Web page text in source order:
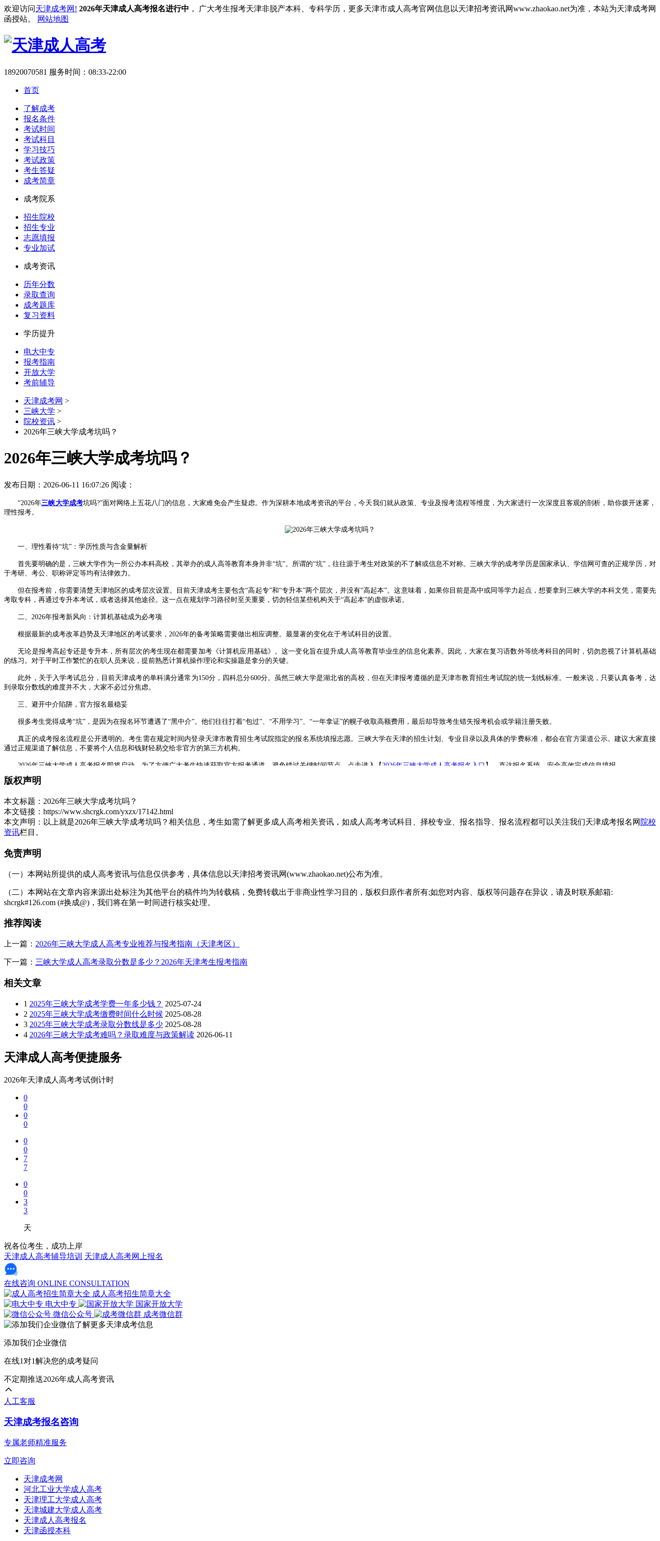
欢迎访问天津成考网! 2026年天津成人高考报名进行中 ， 广大考生报考天津非脱产本科、专科学历，更多天津市成人高考官网信息以天津招考资讯网www.zhaokao.net为准，本站为天津成考网
函授站。
网站地图
18920070581 服务时间：08:33-22:00
首页
了解成考
报名条件
考试时间
考试科目
学习技巧
考试政策
考生答疑
成考简章
成考院系
招生院校
招生专业
志愿填报
专业加试
成考资讯
历年分数
录取查询
成考题库
复习资料
学历提升
电大中专
报考指南
开放大学
考前辅导
天津成考网 >
三峡大学 >
院校资讯 >
2026年三峡大学成考坑吗？
2026年三峡大学成考坑吗？
发布日期：2026-06-11 16:07:26 阅读：
“2026年三峡大学成考坑吗?”面对网络上五花八门的信息，大家难免会产生疑虑。作为深耕本地成考资讯的平台，今天我们就从政策、专业及报考流程等维度，为大家进行一次深度且客观的剖析，助你拨开迷雾，
理性报考。
一、理性看待“坑”：学历性质与含金量解析
首先要明确的是，三峡大学作为一所公办本科高校，其举办的成人高等教育本身并非“坑”。所谓的“坑”，往往源于考生对政策的不了解或信息不对称。三峡大学的成考学历是国家承认、学信网可查的正规学历，对
于考研、考公、职称评定等均有法律效力。
但在报考前，你需要清楚天津地区的成考层次设置。目前天津成考主要包含“高起专”和“专升本”两个层次，并没有“高起本”。这意味着，如果你目前是高中或同等学力起点，想要拿到三峡大学的本科文凭，需要先
考取专科，再通过专升本考试，或者选择其他途径。这一点在规划学习路径时至关重要，切勿轻信某些机构关于“高起本”的虚假承诺。
二、2026年报考新风向：计算机基础成为必考项
根据最新的成考改革趋势及天津地区的考试要求，2026年的备考策略需要做出相应调整。最显著的变化在于考试科目的设置。
无论是报考高起专还是专升本，所有层次的考生现在都需要加考《计算机应用基础》。这一变化旨在提升成人高等教育毕业生的信息化素养。因此，大家在复习语数外等统考科目的同时，切勿忽视了计算机基础
的练习。对于平时工作繁忙的在职人员来说，提前熟悉计算机操作理论和实操题是拿分的关键。
此外，关于入学考试总分，目前天津成考的单科满分通常为150分，四科总分600分。虽然三峡大学是湖北省的高校，但在天津报考遵循的是天津市教育招生考试院的统一划线标准。一般来说，只要认真备考，达
到录取分数线的难度并不大，大家不必过分焦虑。
三、避开中介陷阱，官方报名最稳妥
很多考生觉得成考“坑”，是因为在报名环节遭遇了“黑中介”。他们往往打着“包过”、“不用学习”、“一年拿证”的幌子收取高额费用，最后却导致考生错失报考机会或学籍注册失败。
真正的成考报名流程是公开透明的。考生需在规定时间内登录天津市教育招生考试院指定的报名系统填报志愿。三峡大学在天津的招生计划、专业目录以及具体的学费标准，都会在官方渠道公示。建议大家直接
通过正规渠道了解信息，不要将个人信息和钱财轻易交给非官方的第三方机构。
2026年三峡大学成人高考报名即将启动，为了方便广大考生快速获取官方报考通道，避免错过关键时间节点，点击进入【 2026年三峡大学成人高考报名入口 】，直达报名系统，安全高效完成信息填报。
三峡大学成考
展开全文
版权声明
本文标题： 2026年三峡大学成考坑吗？
本文链接： https://www.shcrgk.com/yxzx/17142.html
本文声明： 以上就是2026年三峡大学成考坑吗？相关信息，考生如需了解更多成人高考相关资讯，如成人高考考试科目、择校专业、报名指导、报名流程都可以关注我们天津成考报名网 院校
资讯栏目。
免责声明
（一）本网站所提供的成人高考资讯与信息仅供参考，具体信息以天津招考资讯网(www.zhaokao.net)公布为准。
（二）本网站在文章内容来源出处标注为其他平台的稿件均为转载稿，免费转载出于非商业性学习目的，版权归原作者所有;如您对内容、版权等问题存在异议，请及时联系邮箱:
shcrgk#126.com (#换成@)，我们将在第一时间进行核实处理。
推荐阅读
上一篇： 2026年三峡大学成人高考专业推荐与报考指南（天津考区）
下一篇： 三峡大学成人高考录取分数是多少？2026年天津考生报考指南
相关文章
1 2025年三峡大学成考学费一年多少钱？ 2025-07-24
2 2025年三峡大学成考缴费时间什么时候 2025-08-28
3 2025年三峡大学成考录取分数线是多少 2025-08-28
4 2026年三峡大学成考难吗？录取难度与政策解读 2026-06-11
天津成人高考便捷服务
2026年天津成人高考考试倒计时
0
0
0
0
0
0
7
7
0
0
3
3
天
祝各位考生，成功上岸
天津成人高考辅导培训 天津成人高考网上报名
在线咨询 ONLINE CONSULTATION
成人高考招生简章大全
电大中专
国家开放大学
微信公众号
成考微信群
添加我们企业微信
在线1对1解决您的成考疑问
不定期推送2026年成人高考资讯
人工客服
天津成考报名咨询
专属老师精准服务
立即咨询
天津成考网
河北工业大学成人高考
天津理工大学成人高考
天津城建大学成人高考
天津成人高考报名
天津函授本科